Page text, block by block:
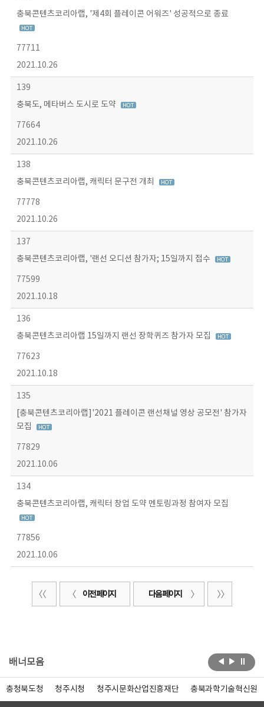
충북콘텐츠코리아랩, '제4회 플레이콘 어워즈' 성공적으로 종료
77711
2021.10.26
139
충북도, 메타버스 도시로 도약
77664
2021.10.26
138
충북콘텐츠코리아랩, 캐릭터 문구전 개최
77778
2021.10.26
137
충북콘텐츠코리아랩, '랜선 오디션 참가자; 15일까지 접수
77599
2021.10.18
136
충북콘텐츠코리아랩 15일까지 랜선 장학퀴즈 참가자 모집
77623
2021.10.18
135
[충북콘텐츠코리아랩]'2021 플레이콘 랜선채널 영상 공모전' 참가자
모집
77829
2021.10.06
134
충북콘텐츠코리아랩, 캐릭터 창업 도약 멘토링과정 참여자 모집
77856
2021.10.06
이전 페이지 다음 페이지
배너모음
충청북도청 청주시청 청주시문화산업진흥재단 충북과학기술혁신원